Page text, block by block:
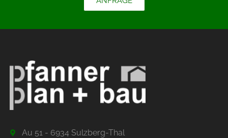
Au 51 - 6934 Sulzberg-Thal